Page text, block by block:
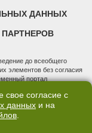
ДАННЫХ
до всеобщего
элементов без согласия
портал
массовых коммуникаций
от 02.09.2019
"66.ру". Юридический
свое согласие с
данных и на
.